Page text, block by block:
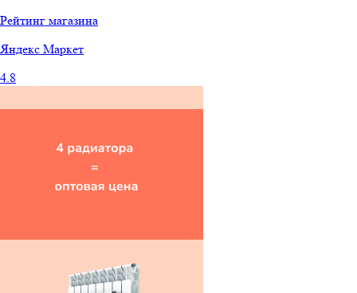
Рейтинг магазина
Яндекс Маркет
4.8